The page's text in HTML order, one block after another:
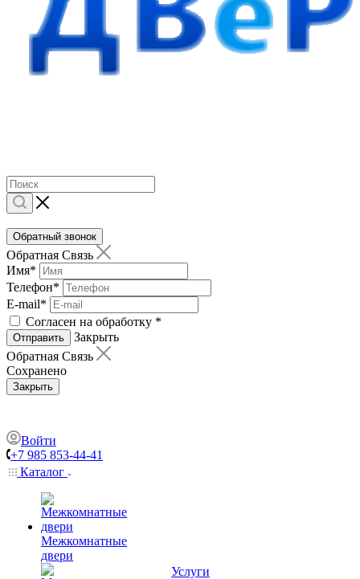
Обратный звонок
Обратная Связь
Имя*
Телефон*
E-mail*
Согласен на обработку *
Отправить
Закрыть
Обратная Связь
Сохранено
Закрыть
Войти
+7 985 853-44-41
Каталог
Межкомнатные
двери
Услуги